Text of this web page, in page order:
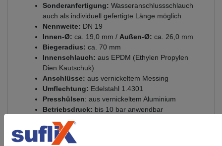
Sonderanfertigung: Wasseranschlussschlauch
auch als individuell gefertigte Länge möglich
Nennweite: DN 19
Innen-Ø: ca. 19,0 mm / Außen-Ø: ca. 26,0 mm
Biegeradius: ca. 70 mm
Innenschlauch: aus EPDM (Ethylen Propylen
Dien Kautschuk)
Anschlüsse: aus vernickeltem Messing
Umflechtung: Edelstahl 1.4301
Presshülsen: aus vernickeltem Aluminium
Betriebsdruck: bis 10 bar anwendbar
Temperaturbereich:
+90°C
Ozonbeständigkeit: